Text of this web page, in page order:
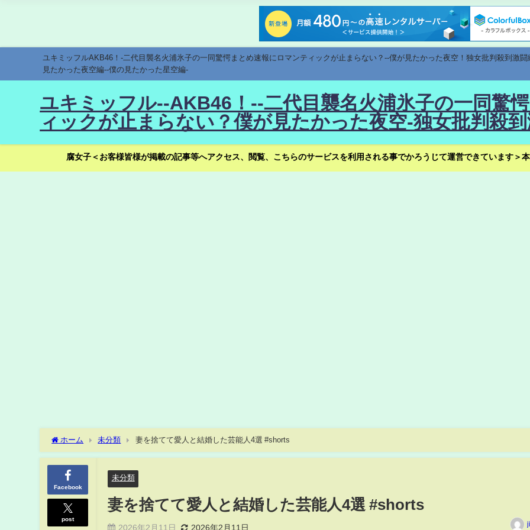
ユキミッフルAKB46！-二代目襲名火浦氷子の一同驚愕まとめ速報にロマンティックが止まらない？--僕が見たかった夜空！独女批判殺到激
見たかった夜空編--僕の見たかった星空編-
ユキミッフル--AKB46！--二代目襲名火浦氷子の一同驚
ィックが止まらない？僕が見たかった夜空-独女批判殺
腐女子＜お客様皆様が掲載の記事等へアクセス、閲覧、こちらのサービスを利用される事でかろうじて運営できています＞
ホーム 未分類 妻を捨てて愛人と結婚した芸能人4選 #shorts
Facebook
post
未分類
妻を捨てて愛人と結婚した芸能人4選 #shorts
2026年2月11日 2026年2月11日